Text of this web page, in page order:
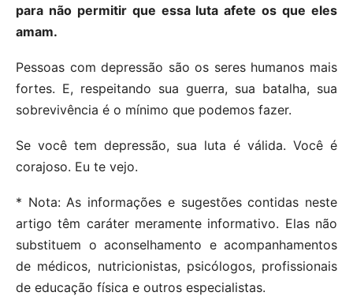
para não permitir que essa luta afete os que eles
amam.
Pessoas com depressão são os seres humanos mais
fortes. E, respeitando sua guerra, sua batalha, sua
sobrevivência é o mínimo que podemos fazer.
Se você tem depressão, sua luta é válida. Você é
corajoso. Eu te vejo.
* Nota: As informações e sugestões contidas neste
artigo têm caráter meramente informativo. Elas não
substituem o aconselhamento e acompanhamentos
de médicos, nutricionistas, psicólogos, profissionais
de educação física e outros especialistas.